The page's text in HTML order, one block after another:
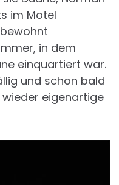
im Motel
in dem
einquartiert war.
und schon bald
eigenartige